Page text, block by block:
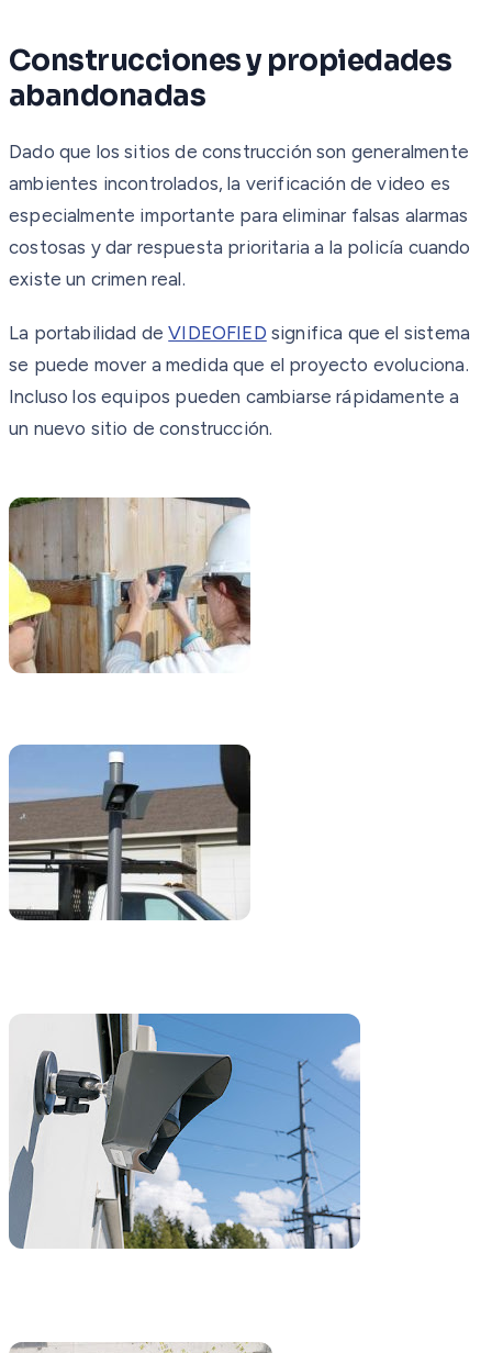
Construcciones y propiedades
abandonadas
Dado que los sitios de construcción son generalmente
ambientes incontrolados, la verificación de video es
especialmente importante para eliminar falsas alarmas
costosas y dar respuesta prioritaria a la policía cuando
existe un crimen real.
La portabilidad deVIDEOFIED significa que el sistema
se puede mover a medida que el proyecto evoluciona.
Incluso los equipos pueden cambiarse rápidamente a
un nuevo sitio de construcción.